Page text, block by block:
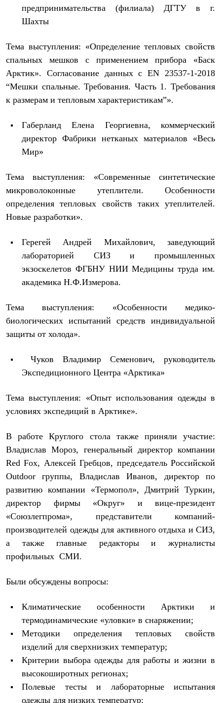
Лёгкая одежда
Футболки
Софтшелл одежда
Куртки
Флисовая одежда
Куртки
Брюки
Жилеты
Комбинезоны
Комплект термобелья
Палатки и тенты
Палатки
Аксессуары для палаток
Рюкзаки
Экспедиционные
Легкоходные
Альпинистские
Городские
Спальные мешки
Пуховые
Комбинированные
С синтетическим утеплителем
Сумки и баулы
Кошельки
Гермомешки
Полезные аксессуары
Коврики
Женская обувь
Ботинки
Ботинки
Сапоги
Гамаши и бахилы
Гамаши
Бахилы
Тапочки и чуни
Чуни
Уход за обувью
Аксессуары
Головные уборы
Шапки
Кепки и бейсболки
Повязки
Перчатки и рукавицы
Рукавицы
Полезные аксессуары
Брелки
Шевроны
Опушки
В Арктику
Коллекции
предпринимательства (филиала) ДГТУ в г.
Шахты
Тема выступления: «Определение тепловых свойств
спальных мешков с применением прибора «Баск
Арктик». Согласование данных с EN 23537-1-2018
“Мешки спальные. Требования. Часть 1. Требования
к размерам и тепловым характеристикам”».
Габерланд Елена Георгиевна, коммерческий
директор Фабрики нетканых материалов «Весь
Мир»
Тема выступления: «Современные синтетические
микроволоконные утеплители. Особенности
определения тепловых свойств таких утеплителей.
Новые разработки».
Герегей Андрей Михайлович, заведующий
лабораторией СИЗ и промышленных
экзоскелетов ФГБНУ НИИ Медицины труда им.
академика Н.Ф.Измерова.
Тема выступления: «Особенности медико-
биологических испытаний средств индивидуальной
защиты от холода».
Чуков Владимир Семенович, руководитель
Экспедиционного Центра «Арктика»
Тема выступления: «Опыт использования одежды в
условиях экспедиций в Арктике».
В работе Круглого стола также приняли участие:
Владислав Мороз, генеральный директор компании
Red Fox, Алексей Гребцов, председатель Российской
Outdoor группы, Владислав Иванов, директор по
развитию компании «Термопол», Дмитрий Туркин,
директор фирмы «Округ» и вице-президент
«Союзлегпрома», представители компаний-
производителей одежды для активного отдыха и СИЗ,
а также главные редакторы и журналисты
профильных СМИ.
Были обсуждены вопросы:
Климатические особенности Арктики и
термодинамические «уловки» в снаряжении;
Методики определения тепловых свойств
изделий для сверхнизких температур;
Критерии выбора одежды для работы и жизни в
высокоширотных регионах;
Полевые тесты и лабораторные испытания
одежды для низких температур;